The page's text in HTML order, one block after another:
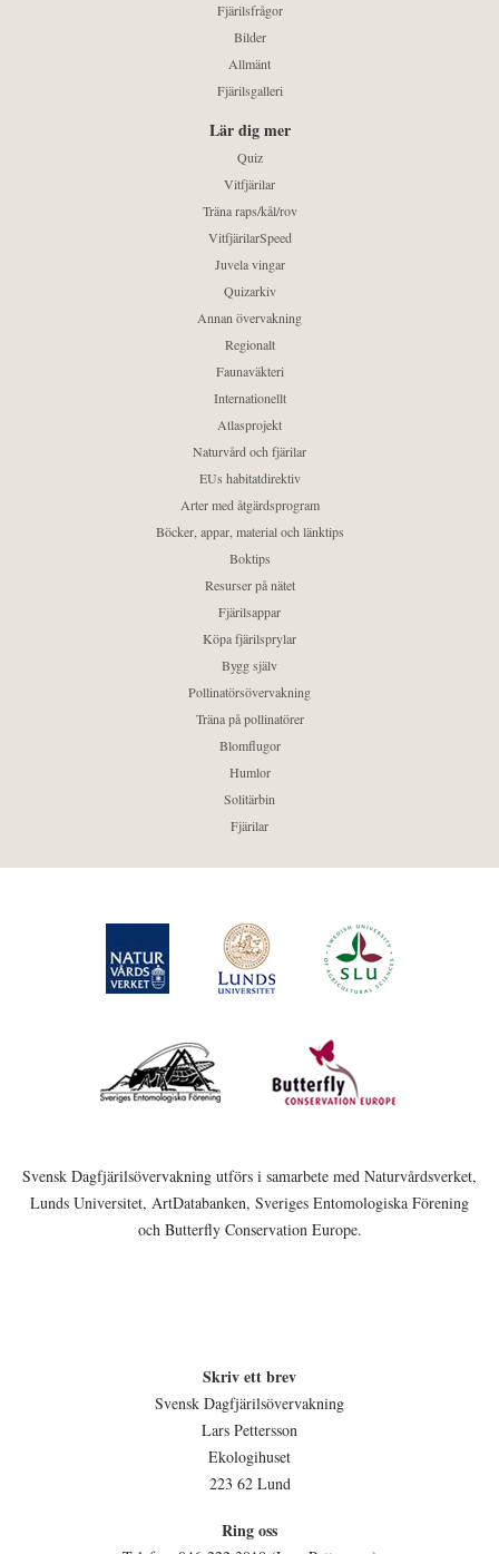
Fjärilsfrågor
Bilder
Allmänt
Fjärilsgalleri
Lär dig mer
Quiz
Vitfjärilar
Träna raps/kål/rov
VitfjärilarSpeed
Juvela vingar
Quizarkiv
Annan övervakning
Regionalt
Faunaväkteri
Internationellt
Atlasprojekt
Naturvård och fjärilar
EUs habitatdirektiv
Arter med åtgärdsprogram
Böcker, appar, material och länktips
Boktips
Resurser på nätet
Fjärilsappar
Köpa fjärilsprylar
Bygg själv
Pollinatörsövervakning
Träna på pollinatörer
Blomflugor
Humlor
Solitärbin
Fjärilar
Svensk Dagfjärilsövervakning utförs i samarbete med Naturvårdsverket,
Lunds Universitet, ArtDatabanken, Sveriges Entomologiska Förening
och Butterfly Conservation Europe.
Skriv ett brev
Svensk Dagfjärilsövervakning
Lars Pettersson
Ekologihuset
223 62 Lund
Ring oss